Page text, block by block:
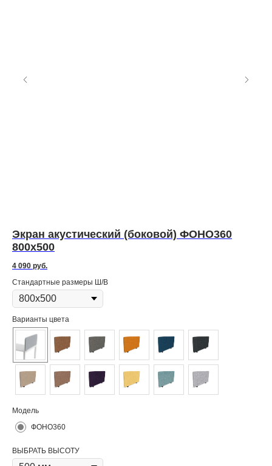
Экран акустический (боковой) ФОНО360
800х500
4 090 руб.
Стандартные размеры Ш/В
Варианты цвета
Модель
ФОНО360
ВЫБРАТЬ ВЫСОТУ